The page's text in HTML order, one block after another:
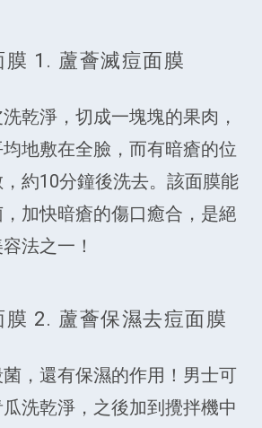
膜 1. 蘆薈滅痘面膜
乾淨，切成一塊塊的果肉，
地敷在全臉，而有暗瘡的位
約10分鐘後洗去。該面膜能
加快暗瘡的傷口癒合，是絕
法之一！
膜 2. 蘆薈保濕去痘面膜
，還有保濕的作用！男士可
洗乾淨，之後加到攪拌機中